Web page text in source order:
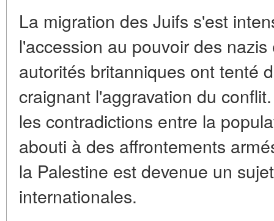
La migration des Juifs s'est
l'accession au pouvoir des
autorités britanniques ont tenté
craignant l'aggravation du
les contradictions entre la
abouti à des affrontements
la Palestine est devenue un
internationales.